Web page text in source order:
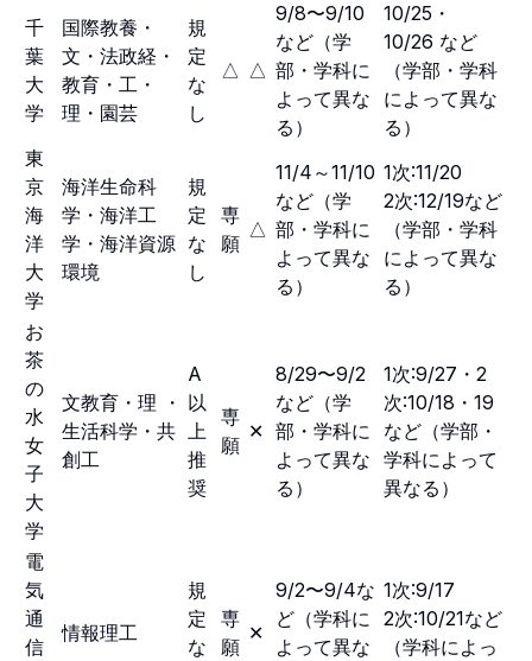
千
葉
大
学
国際教養・
文・法政経・
教育・工・
理・園芸
規
定
な
し
△ △
9/8〜9/10
など（学
部・学科に
よって異な
る）
10/25・
10/26 など
（学部・学科
によって異な
る）
東
京
海
洋
大
学
海洋生命科
学・海洋工
学・海洋資源
環境
規
定
な
し
専
願
△
11/4～11/10
など（学
部・学科に
よって異な
る）
1次:11/20
2次:12/19など
（学部・学科
によって異な
る）
お
茶
の
水
女
子
大
学
文教育・理 ・
生活科学・共
創工
A
以
上
推
奨
専
願
✕
8/29〜9/2
など（学
部・学科に
よって異な
る）
1次:9/27・2
次:10/18・19
など（学部・
学科によって
異なる）
電
気
通
信
情報理工
規
定
な
専
願
✕
9/2〜9/4な
ど（学科に
よって異な
1次:9/17
2次:10/21など
（学科によっ